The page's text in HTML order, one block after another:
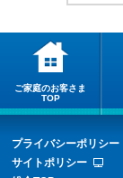
ご家庭のお客さま
TOP
プライバシーポリシー
サイトポリシー